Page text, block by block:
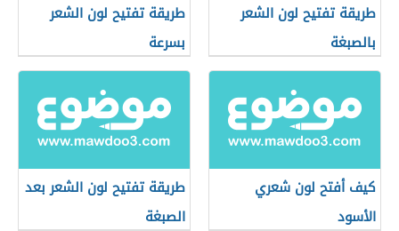
طريقة تفتيح لون الشعر
بالصبغة
طريقة تفتيح لون الشعر
بسرعة
كيف أفتح لون شعري
الأسود
طريقة تفتيح لون الشعر بعد
الصبغة